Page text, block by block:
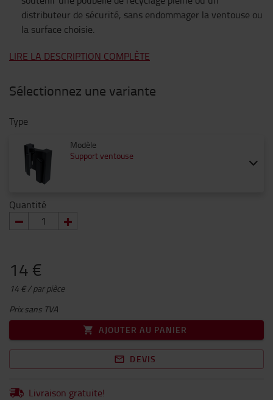
distributeur de sécurité, sans endommager la ventouse ou
la surface choisie.
LIRE LA DESCRIPTION COMPLÈTE
Sélectionnez une variante
Type
Modèle
Support ventouse
Quantité
14 €
14 € / par pièce
Prix sans TVA
AJOUTER AU PANIER
DEVIS
Livraison gratuite!